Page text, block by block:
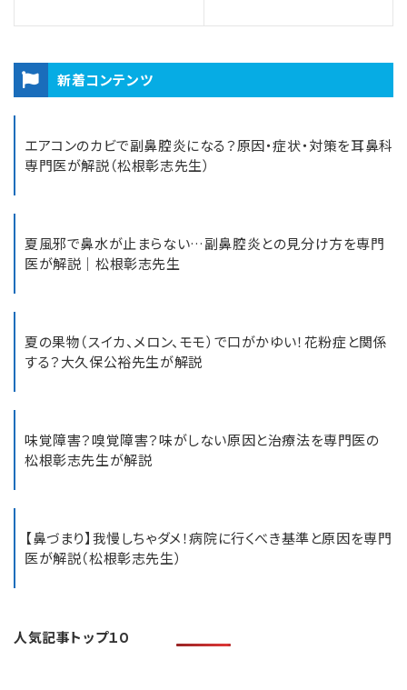
新着コンテンツ
エアコンのカビで副鼻腔炎になる？原因・症状・対策を耳鼻科
専門医が解説（松根彰志先生）
夏風邪で鼻水が止まらない…副鼻腔炎との見分け方を専門
医が解説｜松根彰志先生
夏の果物（スイカ、メロン、モモ）で口がかゆい！花粉症と関係
する？大久保公裕先生が解説
味覚障害？嗅覚障害？味がしない原因と治療法を専門医の
松根彰志先生が解説
【鼻づまり】我慢しちゃダメ！病院に行くべき基準と原因を専門
医が解説（松根彰志先生）
人気記事トップ１０